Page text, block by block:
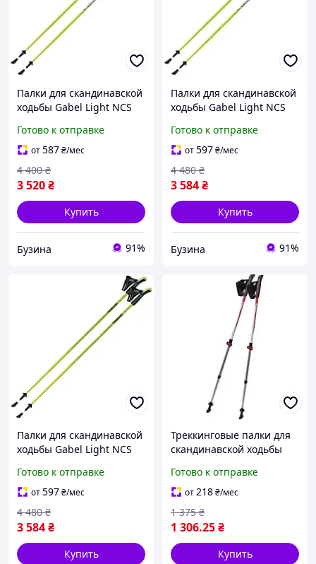
Палки для скандинавской
ходьбы Gabel Light NCS
buzyna
Готово к отправке
от587₴/мес
3 520₴
4 400 ₴
Купить
Бузина 91%
Палки для скандинавской
ходьбы Gabel Light NCS
buzyna
Готово к отправке
от597₴/мес
3 584₴
4 480 ₴
Купить
Бузина 91%
Палки для скандинавской
ходьбы Gabel Light NCS
buzyna
Готово к отправке
от597₴/мес
3 584₴
4 480 ₴
Купить
Треккинговые палки для
скандинавской ходьбы
Готово к отправке
от218₴/мес
1 306.25₴
1 375 ₴
Купить